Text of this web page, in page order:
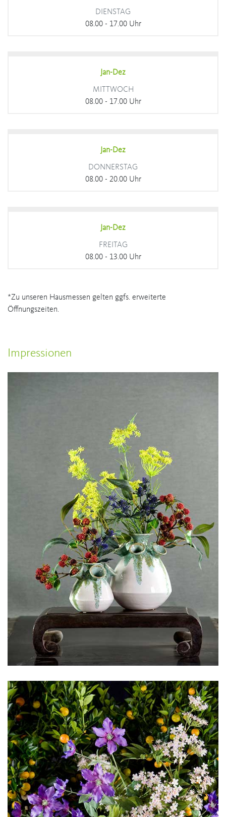
DIENSTAG
08.00 - 17.00 Uhr
Jan-Dez
MITTWOCH
08.00 - 17.00 Uhr
Jan-Dez
DONNERSTAG
08.00 - 20.00 Uhr
Jan-Dez
FREITAG
08.00 - 13.00 Uhr
*Zu unseren Hausmessen gelten ggfs. erweiterte
Öffnungszeiten.
Impressionen